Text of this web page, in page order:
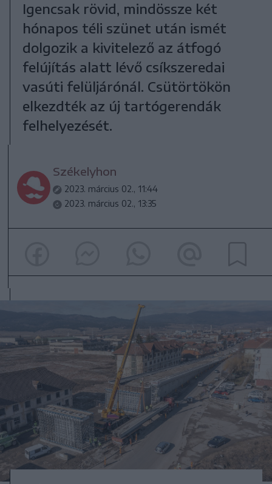
Igencsak rövid, mindössze két
hónapos téli szünet után ismét
dolgozik a kivitelező az átfogó
felújítás alatt lévő csíkszeredai
vasúti felüljárónál. Csütörtökön
elkezdték az új tartógerendák
felhelyezését.
Székelyhon
2023. március 02., 11:44
2023. március 02., 13:35